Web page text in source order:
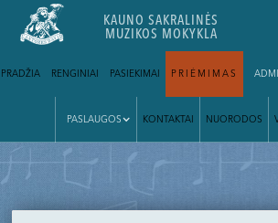
KAUNO SAKRALINĖS
MUZIKOS MOKYKLA
PRADŽIA RENGINIAI PASIEKIMAI PRIĖMIMAS
PASLAUGOS KONTAKTAI NUORODOS
|